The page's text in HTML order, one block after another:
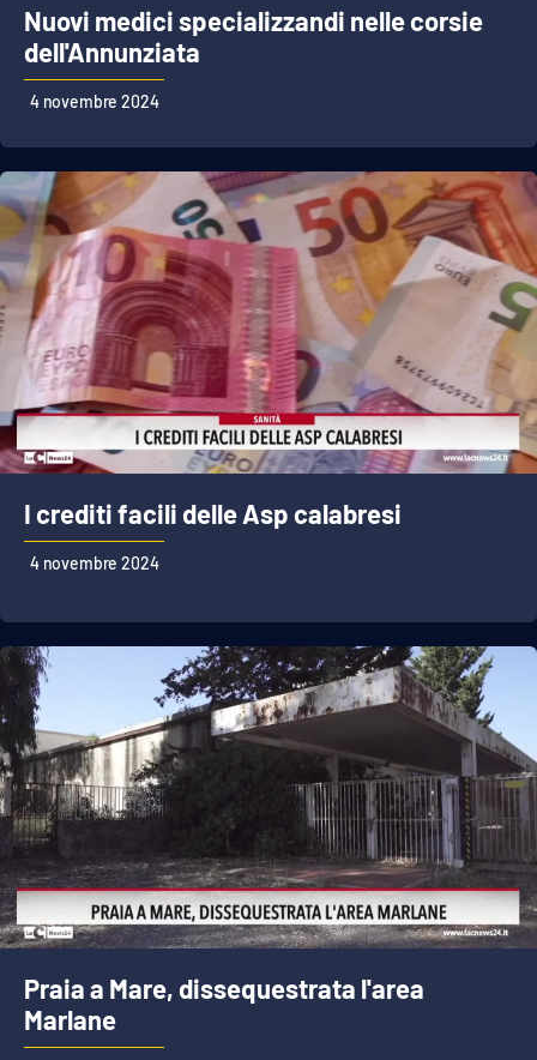
Buona Sanità Calabria
CALABRIAVISIONE
Destinazioni
Eventi
Food
Storie
LAC
NETWORK
Lacplay.it
Laconair.it
Lacitymag.it
Lacapitalenews.it
Ilreggino.it
Cosenzachannel.it
Ilvibonese.it
Catanzarochannel.it
Nuovi medici specializzandi nelle corsie
dell'Annunziata
4 novembre 2024
I crediti facili delle Asp calabresi
4 novembre 2024
Praia a Mare, dissequestrata l'area
Marlane